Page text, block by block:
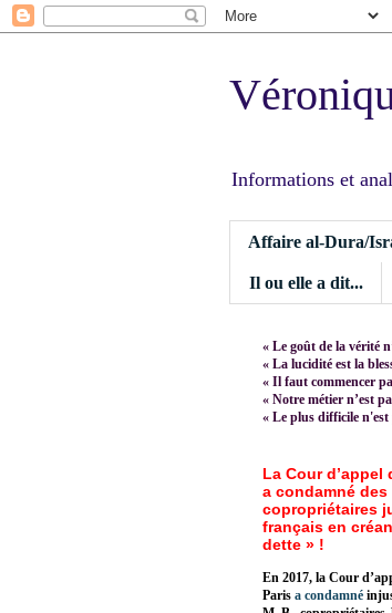
Informations et
Affaire al-Dura/
Il ou elle a dit...
« Le goût de la vérité
« La lucidité est la
« Il faut commencer
« Notre métier n’est
« Le plus difficile n'est
La Cour d’appel
a condamné des
copropriétaires
français en
dette » !
En 2017, la Cour
Paris a condamné